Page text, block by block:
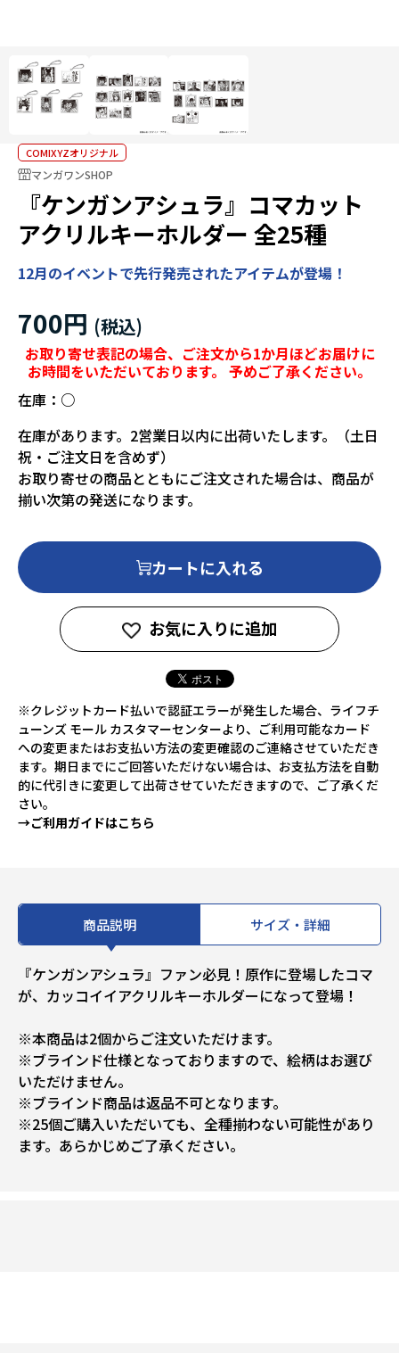
COMIXYZオリジナル
マンガワンSHOP
『ケンガンアシュラ』コマカット
アクリルキーホルダー 全25種
12月のイベントで先行発売されたアイテムが登場！
700円
お取り寄せ表記の場合、ご注文から1か月ほどお届けに
お時間をいただいております。 予めご了承ください。
在庫： ○
在庫があります。2営業日以内に出荷いたします。（土日
祝・ご注文日を含めず）
お取り寄せの商品とともにご注文された場合は、商品が
揃い次第の発送になります。
カートに入れる
お気に入りに追加
※クレジットカード払いで認証エラーが発生した場合、ライフチ
ューンズ モール カスタマーセンターより、ご利用可能なカード
への変更またはお支払い方法の変更確認のご連絡させていただき
ます。期日までにご回答いただけない場合は、お支払方法を自動
的に代引きに変更して出荷させていただきますので、ご了承くだ
さい。
→ご利用ガイドはこちら
商品説明 サイズ・詳細
『ケンガンアシュラ』ファン必見！原作に登場したコマ
が、カッコイイアクリルキーホルダーになって登場！
※本商品は2個からご注文いただけます。
※ブラインド仕様となっておりますので、絵柄はお選び
いただけません。
※ブラインド商品は返品不可となります。
※25個ご購入いただいても、全種揃わない可能性があり
ます。あらかじめご了承ください。